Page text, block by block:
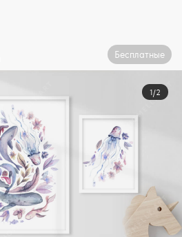
1/2
Бесплатные